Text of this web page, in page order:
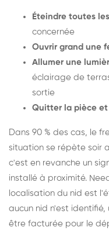
Éteindre toutes
concernée
Ouvrir grand une
Allumer une
éclairage de
sortie
Quitter la pièce et
Dans 90 % des cas, le
situation se répète soir
c'est en revanche un
installé à proximité.
localisation du nid est
aucun nid n'est identifié,
être facturée pour le